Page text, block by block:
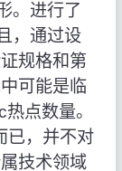
。进行了
，通过设
规格和第
可能是临
点数量。
已，并不对
技术领域